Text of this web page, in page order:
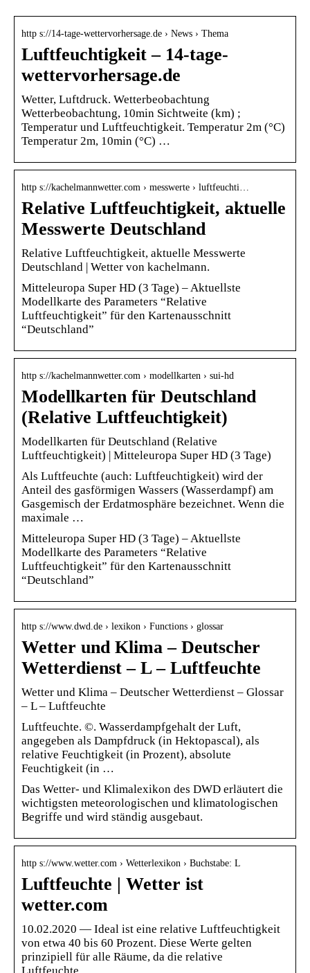
http s://14-tage-wettervorhersage.de › News › Thema
Luftfeuchtigkeit – 14-tage-
wettervorhersage.de
Wetter, Luftdruck. Wetterbeobachtung
Wetterbeobachtung, 10min Sichtweite (km) ;
Temperatur und Luftfeuchtigkeit. Temperatur 2m (°C)
Temperatur 2m, 10min (°C) …
http s://kachelmannwetter.com › messwerte › luftfeuchti…
Relative Luftfeuchtigkeit, aktuelle
Messwerte Deutschland
Relative Luftfeuchtigkeit, aktuelle Messwerte
Deutschland | Wetter von kachelmann.
Mitteleuropa Super HD (3 Tage) – Aktuellste
Modellkarte des Parameters “Relative
Luftfeuchtigkeit” für den Kartenausschnitt
“Deutschland”
http s://kachelmannwetter.com › modellkarten › sui-hd
Modellkarten für Deutschland
(Relative Luftfeuchtigkeit)
Modellkarten für Deutschland (Relative
Luftfeuchtigkeit) | Mitteleuropa Super HD (3 Tage)
Als Luftfeuchte (auch: Luftfeuchtigkeit) wird der
Anteil des gasförmigen Wassers (Wasserdampf) am
Gasgemisch der Erdatmosphäre bezeichnet. Wenn die
maximale …
Mitteleuropa Super HD (3 Tage) – Aktuellste
Modellkarte des Parameters “Relative
Luftfeuchtigkeit” für den Kartenausschnitt
“Deutschland”
http s://www.dwd.de › lexikon › Functions › glossar
Wetter und Klima – Deutscher
Wetterdienst – L – Luftfeuchte
Wetter und Klima – Deutscher Wetterdienst – Glossar
– L – Luftfeuchte
Luftfeuchte. ©. Wasserdampfgehalt der Luft,
angegeben als Dampfdruck (in Hektopascal), als
relative Feuchtigkeit (in Prozent), absolute
Feuchtigkeit (in …
Das Wetter- und Klimalexikon des DWD erläutert die
wichtigsten meteorologischen und klimatologischen
Begriffe und wird ständig ausgebaut.
http s://www.wetter.com › Wetterlexikon › Buchstabe: L
Luftfeuchte | Wetter ist
wetter.com
10.02.2020 — Ideal ist eine relative Luftfeuchtigkeit
von etwa 40 bis 60 Prozent. Diese Werte gelten
prinzipiell für alle Räume, da die relative
Luftfeuchte …